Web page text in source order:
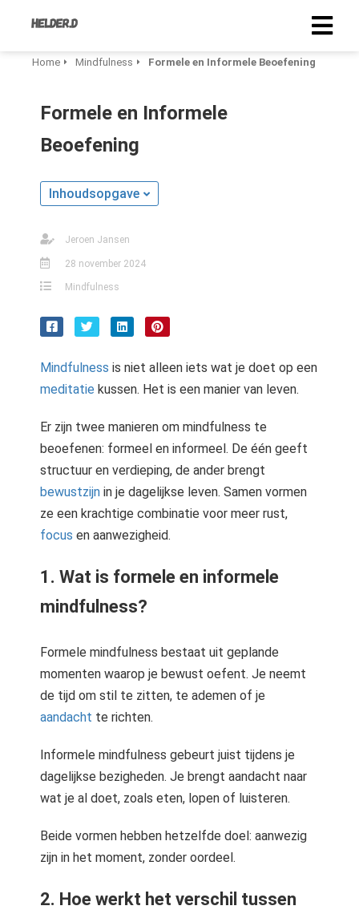
Home Mindfulness Formele en Informele Beoefening
Formele en Informele
Beoefening
Inhoudsopgave
Jeroen Jansen
28 november 2024
Mindfulness
Mindfulness is niet alleen iets wat je doet op een
meditatie kussen. Het is een manier van leven.
Er zijn twee manieren om mindfulness te
beoefenen: formeel en informeel. De één geeft
structuur en verdieping, de ander brengt
bewustzijn in je dagelijkse leven. Samen vormen
ze een krachtige combinatie voor meer rust,
focus en aanwezigheid.
1. Wat is formele en informele
mindfulness?
Formele mindfulness bestaat uit geplande
momenten waarop je bewust oefent. Je neemt
de tijd om stil te zitten, te ademen of je
aandacht te richten.
Informele mindfulness gebeurt juist tijdens je
dagelijkse bezigheden. Je brengt aandacht naar
wat je al doet, zoals eten, lopen of luisteren.
Beide vormen hebben hetzelfde doel: aanwezig
zijn in het moment, zonder oordeel.
2. Hoe werkt het verschil tussen